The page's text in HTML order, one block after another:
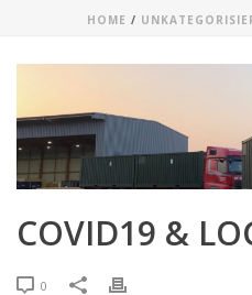
HOME /
COVID19 &
0